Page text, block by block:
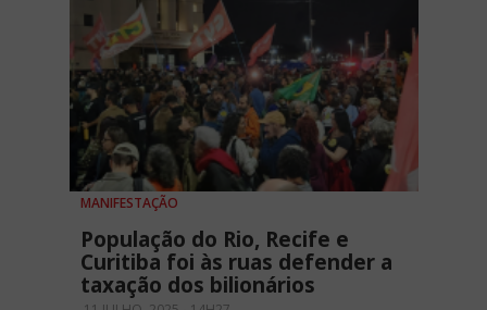
MANIFESTAÇÃO
População do Rio, Recife e
Curitiba foi às ruas defender a
taxação dos bilionários